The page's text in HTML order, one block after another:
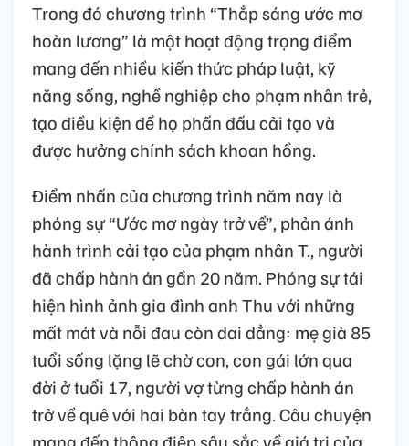
Trong đó chương trình “Thắp sáng ước mơ
hoàn lương” là một hoạt động trọng điểm
mang đến nhiều kiến thức pháp luật, kỹ
năng sống, nghề nghiệp cho phạm nhân trẻ,
tạo điều kiện để họ phấn đấu cải tạo và
được hưởng chính sách khoan hồng.
Điểm nhấn của chương trình năm nay là
phóng sự “Ước mơ ngày trở về”, phản ánh
hành trình cải tạo của phạm nhân T., người
đã chấp hành án gần 20 năm. Phóng sự tái
hiện hình ảnh gia đình anh Thu với những
mất mát và nỗi đau còn dai dẳng: mẹ già 85
tuổi sống lặng lẽ chờ con, con gái lớn qua
đời ở tuổi 17, người vợ từng chấp hành án
trở về quê với hai bàn tay trắng. Câu chuyện